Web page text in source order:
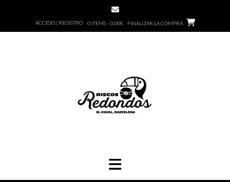
ACCESO | REGISTRO 0 ITEMS - 0,00€ FINALIZAR LA COMPRA